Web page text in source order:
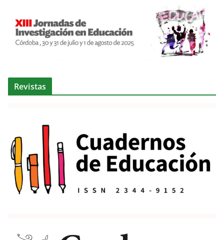
Revistas